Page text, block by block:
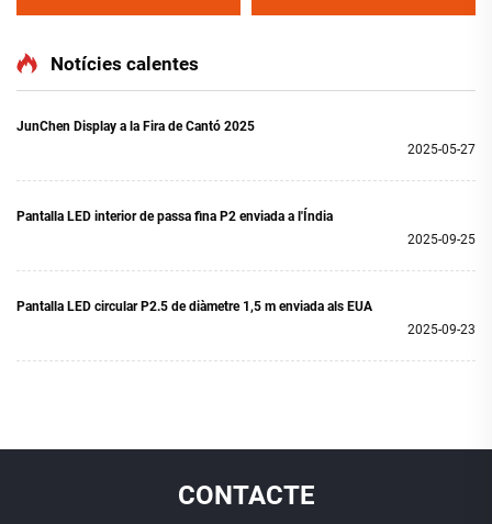
ScreenNotícies calentes
JunChen Display a la Fira de Cantó 2025
2025-05-27
Pantalla LED interior de passa fina P2 enviada a l'Índia
2025-09-25
Pantalla LED circular P2.5 de diàmetre 1,5 m enviada als EUA
2025-09-23
CONTACTE